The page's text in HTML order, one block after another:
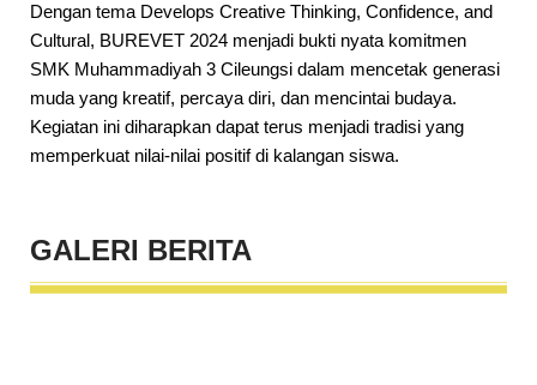
Dengan tema Develops Creative Thinking, Confidence, and
Cultural, BUREVET 2024 menjadi bukti nyata komitmen
SMK Muhammadiyah 3 Cileungsi dalam mencetak generasi
muda yang kreatif, percaya diri, dan mencintai budaya.
Kegiatan ini diharapkan dapat terus menjadi tradisi yang
memperkuat nilai-nilai positif di kalangan siswa.
GALERI BERITA